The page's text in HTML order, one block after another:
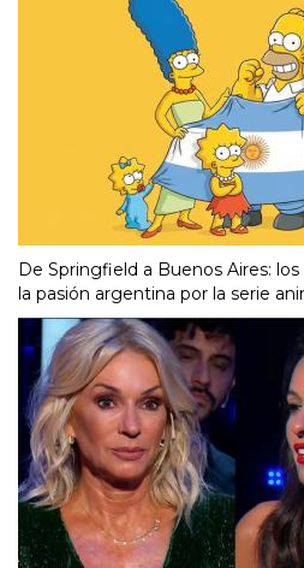
De Springfield a Buenos Aires:
la pasión argentina por la serie